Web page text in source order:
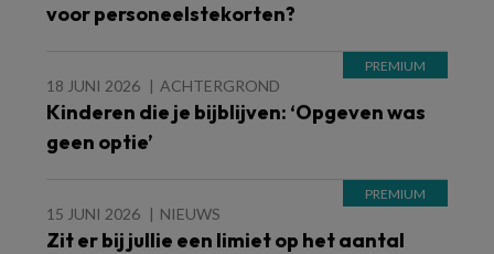
voor personeelstekorten?
18 JUNI 2026 ACHTERGROND
Kinderen die je bijblijven: ‘Opgeven was
geen optie’
15 JUNI 2026 NIEUWS
Zit er bij jullie een limiet op het aantal